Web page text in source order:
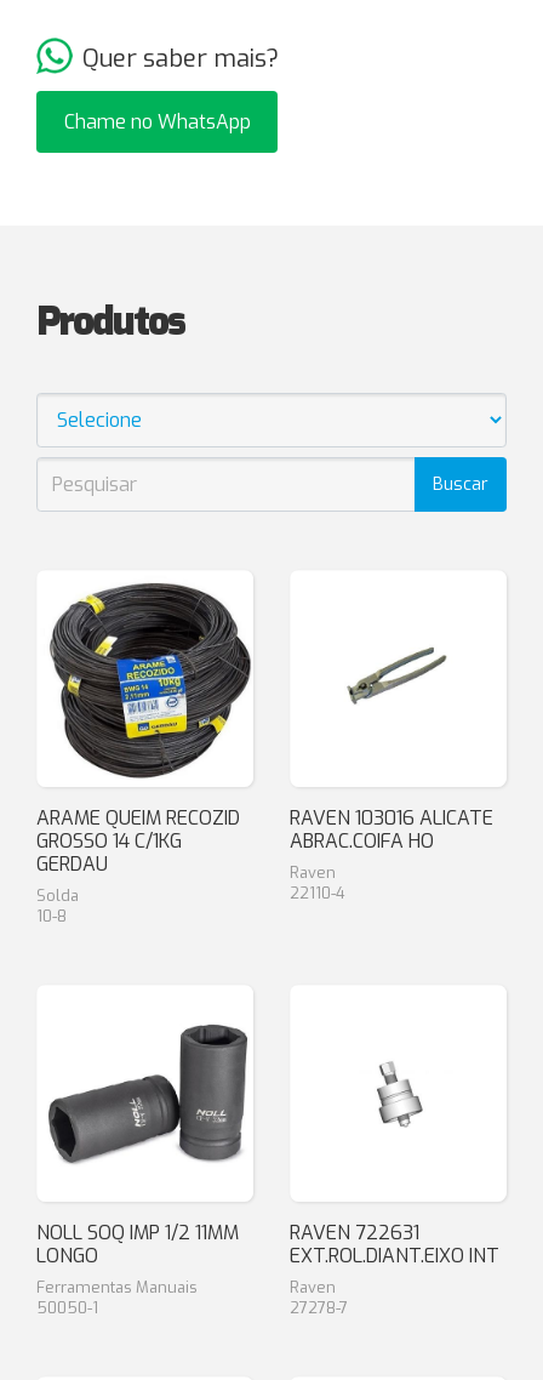
Quer saber mais?
Chame no WhatsApp
Produtos
Buscar
ARAME QUEIM RECOZID
GROSSO 14 C/1KG
GERDAU
Solda
10-8
RAVEN 103016 ALICATE
ABRAC.COIFA HO
Raven
22110-4
NOLL SOQ IMP 1/2 11MM
LONGO
Ferramentas Manuais
50050-1
RAVEN 722631
EXT.ROL.DIANT.EIXO INT
Raven
27278-7